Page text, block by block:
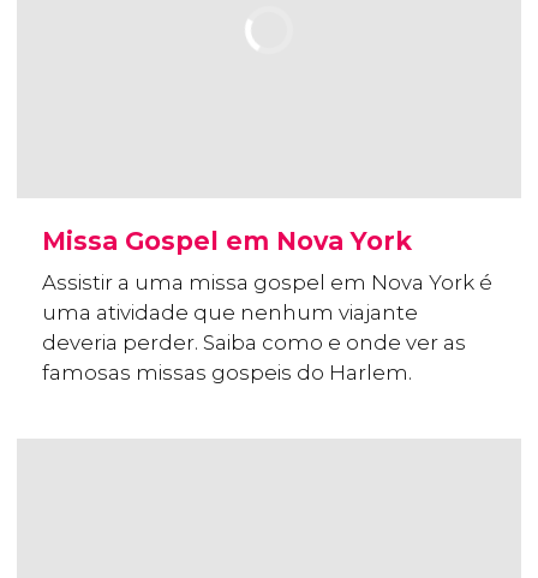
Missa Gospel em Nova York
Assistir a uma missa gospel em Nova York é
uma atividade que nenhum viajante
deveria perder. Saiba como e onde ver as
famosas missas gospeis do Harlem.